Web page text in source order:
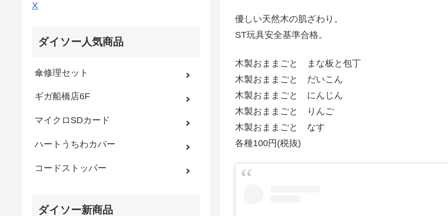
優しい天然木の肌ざわり。
ST玩具安全基準合格。
木製おままごと まな板と包丁
木製おままごと だいこん
木製おままごと にんじん
木製おままごと りんご
木製おままごと なす
各種100円(税抜)
X
ダイソー人気商品
傘修理セット
ギガ船橋店6F
マイクロSDカード
ハートうちわカバー
コードストッパー
ダイソー新商品